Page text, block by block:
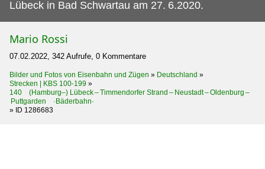
Lübeck in Bad Schwartau am 27. 6.2020.
Mario Rossi
07.02.2022, 342 Aufrufe, 0 Kommentare
Bilder und Fotos von Eisenbahn und Zügen » Deutschland »
Strecken | KBS 100-199 »
140 (Hamburg–) Lübeck – Timmendorfer Strand – Neustadt – Oldenburg –
Puttgarden ·Bäderbahn·
» ID 1286683